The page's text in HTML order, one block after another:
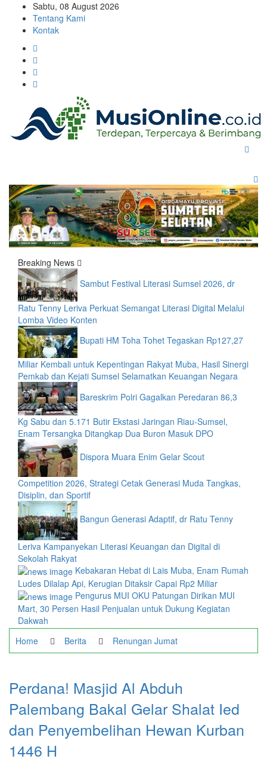
Sabtu, 08 August 2026
Tentang Kami
Kontak
Breaking News
Sambut Festival Literasi Sumsel 2026, dr
Ratu Tenny Leriva Perkuat Semangat Literasi Digital Melalui
Lomba Video Konten
Bupati HM Toha Tohet Tegaskan Rp127,27
Miliar Kembali untuk Kepentingan Rakyat Muba, Hasil Sinergi
Pemkab dan Kejati Sumsel Selamatkan Keuangan Negara
Bareskrim Polri Gagalkan Peredaran 86,3
Kg Sabu dan 5.171 Butir Ekstasi Jaringan Riau-Sumsel,
Enam Tersangka Ditangkap Dua Buron Masuk DPO
Dispora Muara Enim Gelar Scout
Competition 2026, Strategi Cetak Generasi Muda Tangkas,
Disiplin, dan Sportif
Bangun Generasi Adaptif, dr Ratu Tenny
Leriva Kampanyekan Literasi Keuangan dan Digital di
Sekolah Rakyat
Kebakaran Hebat di Lais Muba, Enam Rumah
Ludes Dilalap Api, Kerugian Ditaksir Capai Rp2 Miliar
Pengurus MUI OKU Patungan Dirikan MUI
Mart, 30 Persen Hasil Penjualan untuk Dukung Kegiatan
Dakwah
Home
Berita Renungan Jumat
Perdana! Masjid Al Abduh
Palembang Bakal Gelar Shalat Ied
dan Penyembelihan Hewan Kurban
1446 H